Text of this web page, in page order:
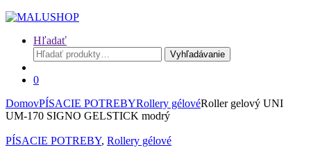
Hľadať
Hľadať:
Vyhľadávanie
0
DomovPÍSACIE POTREBYRollery gélovéRoller gelový UNI
UM-170 SIGNO GELSTICK modrý
PÍSACIE POTREBY, Rollery gélové